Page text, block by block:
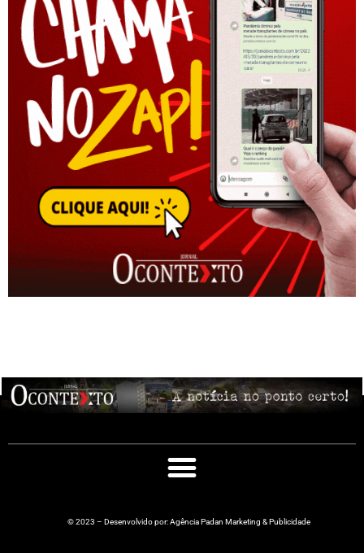
© 2023 – Desenvolvido por: Agência Padan Marketing & Publicidade